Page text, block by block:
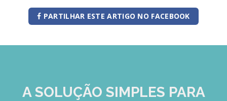
PARTILHAR ESTE ARTIGO NO FACEBOOK
A SOLUÇÃO SIMPLES PARA